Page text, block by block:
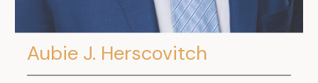
Aubie J. Herscovitch